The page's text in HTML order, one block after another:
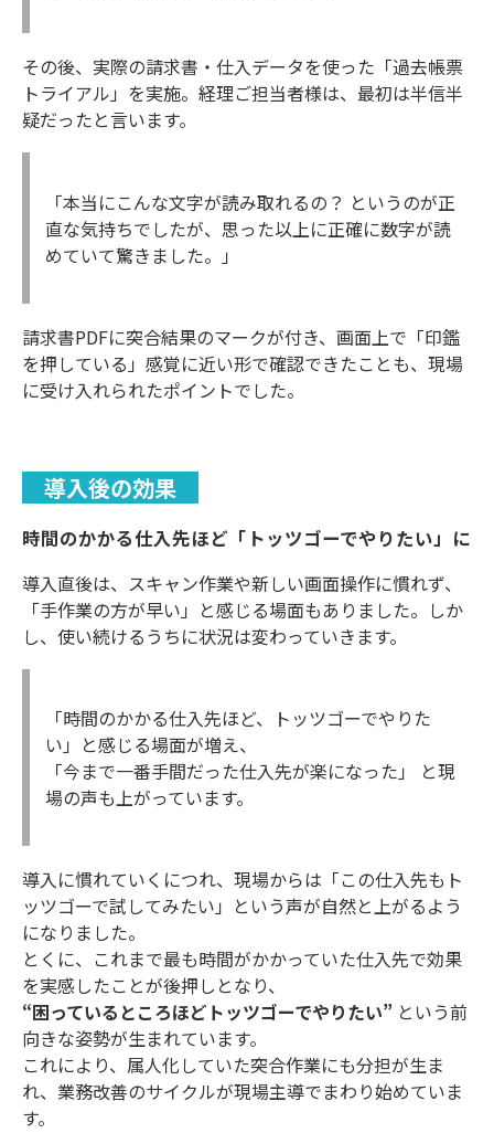
その後、実際の請求書・仕入データを使った「過去帳票
トライアル」を実施。経理ご担当者様は、最初は半信半
疑だったと言います。
「本当にこんな文字が読み取れるの？ というのが正
直な気持ちでしたが、思った以上に正確に数字が読
めていて驚きました。」
請求書PDFに突合結果のマークが付き、画面上で「印鑑
を押している」感覚に近い形で確認できたことも、現場
に受け入れられたポイントでした。
導入後の効果
時間のかかる仕入先ほど「トッツゴーでやりたい」に
導入直後は、スキャン作業や新しい画面操作に慣れず、
「手作業の方が早い」と感じる場面もありました。しか
し、使い続けるうちに状況は変わっていきます。
「時間のかかる仕入先ほど、トッツゴーでやりた
い」と感じる場面が増え、
「今まで一番手間だった仕入先が楽になった」 と現
場の声も上がっています。
導入に慣れていくにつれ、現場からは「この仕入先もト
ッツゴーで試してみたい」という声が自然と上がるよう
になりました。
とくに、これまで最も時間がかかっていた仕入先で効果
を実感したことが後押しとなり、
“困っているところほどトッツゴーでやりたい” という前
向きな姿勢が生まれています。
これにより、属人化していた突合作業にも分担が生ま
れ、業務改善のサイクルが現場主導でまわり始めていま
す。